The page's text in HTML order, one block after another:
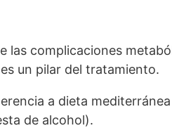
las complicaciones
un pilar del tratamiento.
a dieta
de alcohol).